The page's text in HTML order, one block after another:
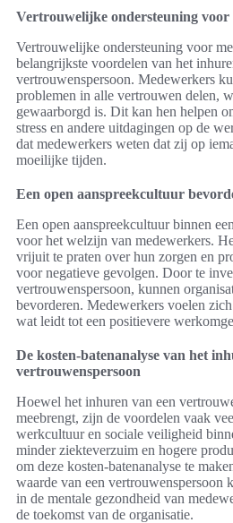
Vertrouwelijke ondersteuning voor
Vertrouwelijke ondersteuning voor
belangrijkste voordelen van het
vertrouwenspersoon. Medewerkers
problemen in alle vertrouwen delen,
gewaarborgd is. Dit kan hen helpen
stress en andere uitdagingen op de
dat medewerkers weten dat zij op
moeilijke tijden.
Een open aanspreekcultuur
Een open aanspreekcultuur binnen
voor het welzijn van medewerkers.
vrijuit te praten over hun zorgen en
voor negatieve gevolgen. Door te
vertrouwenspersoon, kunnen
bevorderen. Medewerkers voelen
wat leidt tot een positievere
De kosten-batenanalyse van het
vertrouwenspersoon
Hoewel het inhuren van een
meebrengt, zijn de voordelen vaak
werkcultuur en sociale veiligheid
minder ziekteverzuim en hogere
om deze kosten-batenanalyse te
waarde van een vertrouwenspersoon
in de mentale gezondheid van
de toekomst van de organisatie.